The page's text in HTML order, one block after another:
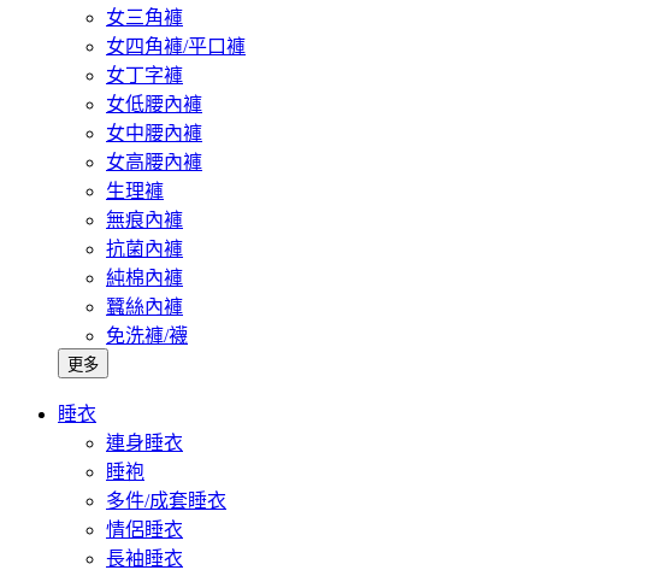
女三角褲
女四角褲/平口褲
女丁字褲
女低腰內褲
女中腰內褲
女高腰內褲
生理褲
無痕內褲
抗菌內褲
純棉內褲
蠶絲內褲
免洗褲/襪
更多
睡衣
連身睡衣
睡袍
多件/成套睡衣
情侶睡衣
長袖睡衣